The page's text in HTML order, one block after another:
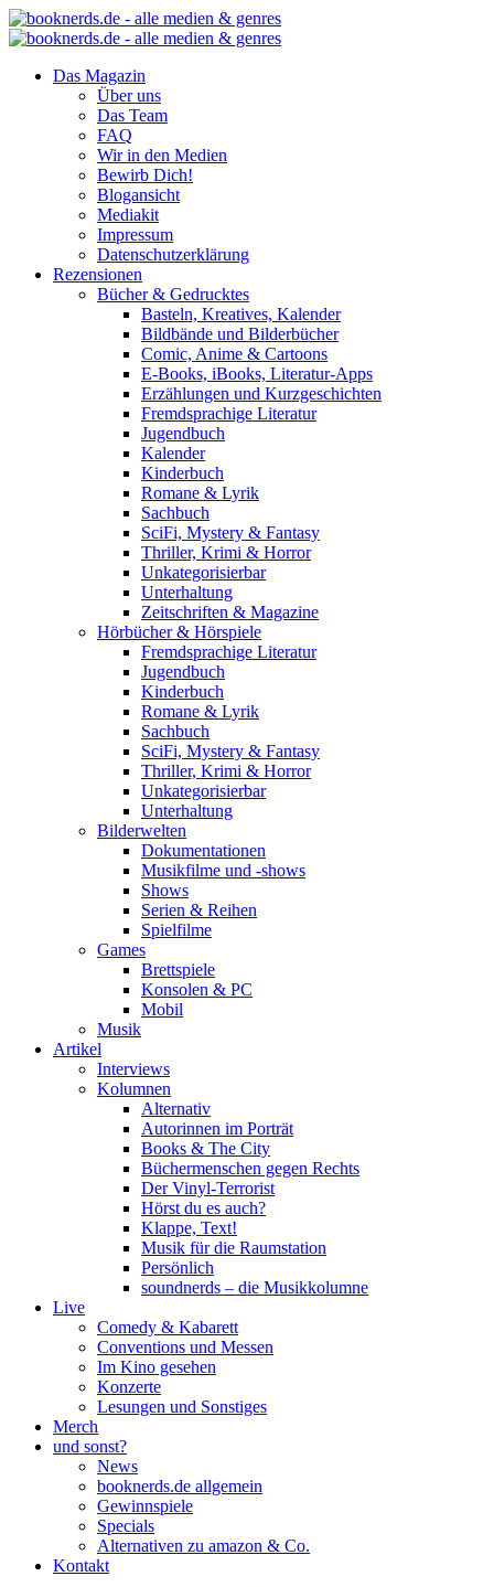
Das Magazin
Über uns
Das Team
FAQ
Wir in den Medien
Bewirb Dich!
Blogansicht
Mediakit
Impressum
Datenschutzerklärung
Rezensionen
Bücher & Gedrucktes
Basteln, Kreatives, Kalender
Bildbände und Bilderbücher
Comic, Anime & Cartoons
E-Books, iBooks, Literatur-Apps
Erzählungen und Kurzgeschichten
Fremdsprachige Literatur
Jugendbuch
Kalender
Kinderbuch
Romane & Lyrik
Sachbuch
SciFi, Mystery & Fantasy
Thriller, Krimi & Horror
Unkategorisierbar
Unterhaltung
Zeitschriften & Magazine
Hörbücher & Hörspiele
Fremdsprachige Literatur
Jugendbuch
Kinderbuch
Romane & Lyrik
Sachbuch
SciFi, Mystery & Fantasy
Thriller, Krimi & Horror
Unkategorisierbar
Unterhaltung
Bilderwelten
Dokumentationen
Musikfilme und -shows
Shows
Serien & Reihen
Spielfilme
Games
Brettspiele
Konsolen & PC
Mobil
Musik
Artikel
Interviews
Kolumnen
Alternativ
Autorinnen im Porträt
Books & The City
Büchermenschen gegen Rechts
Der Vinyl-Terrorist
Hörst du es auch?
Klappe, Text!
Musik für die Raumstation
Persönlich
soundnerds – die Musikkolumne
Live
Comedy & Kabarett
Conventions und Messen
Im Kino gesehen
Konzerte
Lesungen und Sonstiges
Merch
und sonst?
News
booknerds.de allgemein
Gewinnspiele
Specials
Alternativen zu amazon & Co.
Kontakt